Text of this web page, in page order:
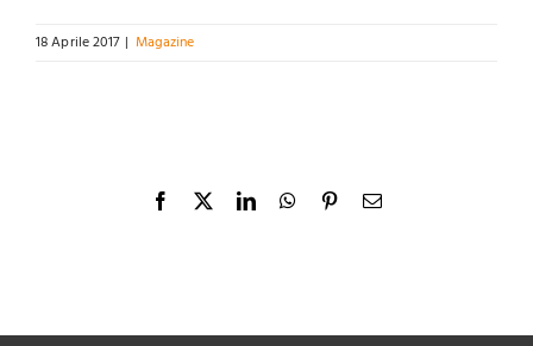
18 Aprile 2017 | Magazine
Facebook
X LinkedInWhatsApp
PinterestEmail